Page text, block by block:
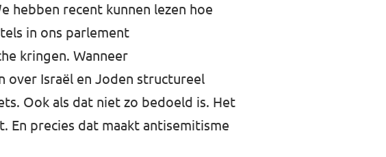
hebben recent kunnen lezen hoe
in ons parlement
kringen. Wanneer
Israël en Joden structureel
Ook als dat niet zo bedoeld is. Het
En precies dat maakt antisemitisme